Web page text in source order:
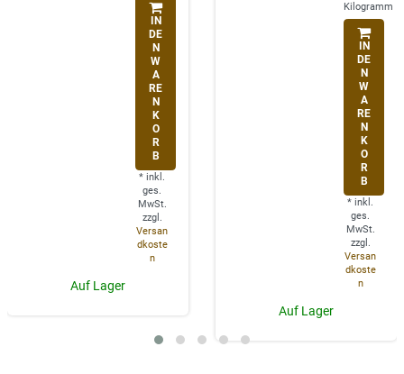
IN
DE
N
W
A
RE
N
K
O
R
B
* inkl.
ges.
MwSt.
zzgl.
Versan
dkoste
n
Auf Lager
Kilogramm
IN
DE
N
W
A
RE
N
K
O
R
B
* inkl.
ges.
MwSt.
zzgl.
Versan
dkoste
n
Auf Lager